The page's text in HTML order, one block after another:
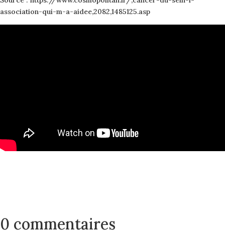
association-qui-m-a-aidee,2082,1485125.asp
0 commentaires